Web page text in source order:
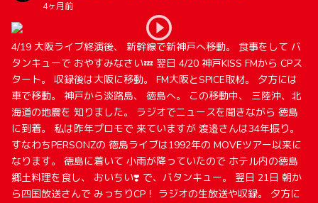
4ヶ月前
4/19 大阪ライブ終演後、 新幹線で新神戸へ移動。 食事をして バ
タンキューで おやすみなさい💤 翌日 4/20 神戸KISS FMから CPス
タート。 収録後は大阪に移動。 FM大阪とSPICE取材。 夕方には
車で移動。 神戸から淡路島、 徳島へ。 この移動中、 三陸沖、北
海道の地震を 知りました。 ラジオでニュースを聞きながら 徳島
に到着。 私は昨年プロモで 来ていますが 渡邉さんは34年振り。
すなわちPERSONZの 徳島ライブは1992年の MOVEツアー以来に
なります。 徳島に着いて 小雨が降っていたので ホテル内の徳島
郷土料理を食し、 おいちい❣️ で、バタンキュー。 翌日 21日 朝か
ら四国放送さんで みっちりCP！ ラジオの生放送や収録。 夕方に